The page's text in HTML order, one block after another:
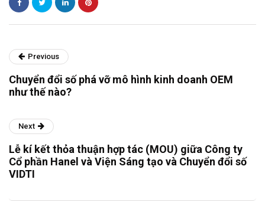
Previous
Chuyển đổi số phá vỡ mô hình kinh doanh OEM
như thế nào?
Next
Lễ kí kết thỏa thuận hợp tác (MOU) giữa Công ty
Cổ phần Hanel và Viện Sáng tạo và Chuyển đổi số
VIDTI